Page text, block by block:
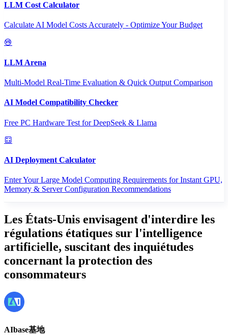
LLM Cost Calculator
Calculate AI Model Costs Accurately - Optimize Your Budget
LLM Arena
Multi-Model Real-Time Evaluation & Quick Output Comparison
AI Model Compatibility Checker
Free PC Hardware Test for DeepSeek & Llama
AI Deployment Calculator
Enter Your Large Model Computing Requirements for Instant GPU,
Memory & Server Configuration Recommendations
Les États-Unis envisagent d'interdire les
régulations étatiques sur l'intelligence
artificielle, suscitant des inquiétudes
concernant la protection des
consommateurs
AIbase基地